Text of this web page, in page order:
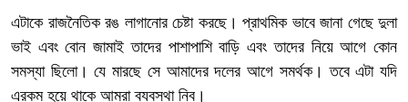
‎এটাকে রাজনৈতিক রঙ লাগানোর চেষ্টা করছে। প্রাথমিক ভাবে জানা গেছে দুলা
ভাই এবং বোন জামাই তাদের পাশাপাশি বাড়ি এবং তাদের নিয়ে আগে কোন
সমস্যা ছিলো। যে মারছে সে আমাদের দলের আগে সমর্থক। তবে এটা যদি
এরকম হয়ে থাকে আমরা ব্যবস্থা নিব।